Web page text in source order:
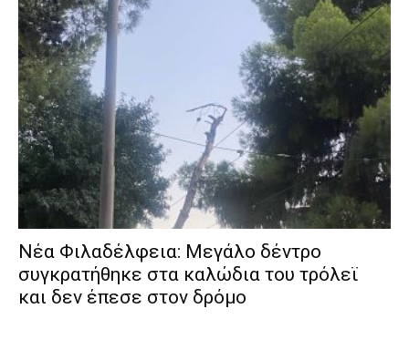
Νέα Φιλαδέλφεια: Μεγάλο δέντρο
συγκρατήθηκε στα καλώδια του τρόλεϊ
και δεν έπεσε στον δρόμο